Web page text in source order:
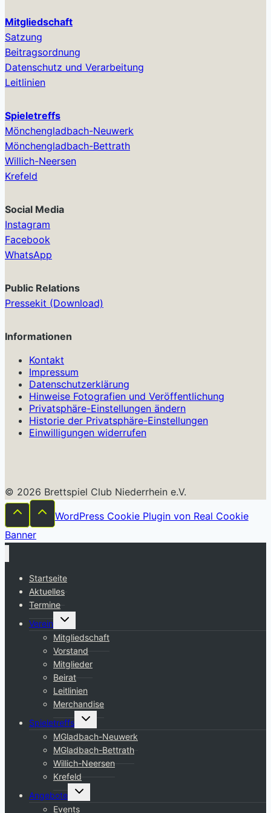
Mitgliedschaft
Satzung
Beitragsordnung
Datenschutz und Verarbeitung
Leitlinien
Spieletreffs
Mönchengladbach-Neuwerk
Mönchengladbach-Bettrath
Willich-Neersen
Krefeld
Social Media
Instagram
Facebook
WhatsApp
Public Relations
Pressekit (Download)
Informationen
Kontakt
Impressum
Datenschutzerklärung
Hinweise Fotografien und Veröffentlichung
Privatsphäre-Einstellungen ändern
Historie der Privatsphäre-Einstellungen
Einwilligungen widerrufen
© 2026 Brettspiel Club Niederrhein e.V.
WordPress Cookie Plugin von Real Cookie
Banner
Startseite
Aktuelles
Termine
Verein
Untermenü
Mitgliedschaft
Vorstand
Mitglieder
Beirat
Leitlinien
Merchandise
Spieletreffs
Untermenü
MGladbach-Neuwerk
MGladbach-Bettrath
Willich-Neersen
Krefeld
Angebote
Untermenü
Events